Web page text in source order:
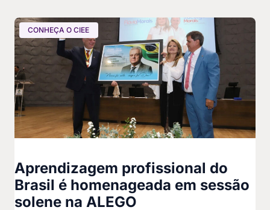
CONHEÇA O CIEE
Aprendizagem profissional do
Brasil é homenageada em sessão
solene na ALEGO